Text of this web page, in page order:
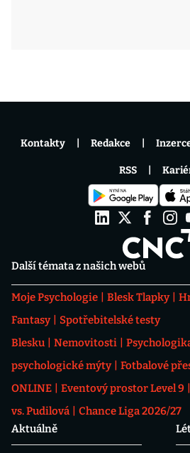
Další témata z našich webů
Moje Psychologie Blesk Tlapky
Fantasy
Spotřebitelské testy
Blesku
Nemovitosti
psychologické mýty
Fotbalové
ONLINE
Eventový prostor Level 9
vs. Pudilová
Chance Liga 2026/27
Aktuálně
Kontakty Redakce
RSS